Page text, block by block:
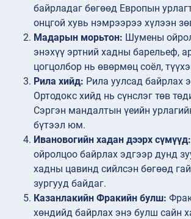
байрладаг бөгөөд Европын
онцгой хувь нэмрээрээ хүлээн
Мадарын морьтон: Шумены
энэхүү эртний хадны барельеф,
цогцолбор нь өвөрмөц соёл,
Рила хийд: Рила уулсад байрлах
Ортодокс хийд нь сүнслэг төв
Сэргэн мандалтын үеийн
бүтээл юм.
Ивановогийн хадан дээрх сүмүүд:
ойролцоо байрлах эдгээр дунд
хадны цавинд сийлсэн бөгөөд
зургууд байдаг.
Казанлакийн Фракийн булш:
хөндийд байрлах энэ булш сайн